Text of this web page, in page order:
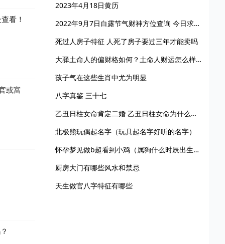
看！
或富
2023年4月18日黄历
2022年9月7日白露节气财神方位查询 今日求财大利方向
死过人房子特征 人死了房子要过三年才能卖吗
大驿土命人的偏财格如何？土命人财运怎么样？
孩子气在这些生肖中尤为明显
八字真鉴 三十七
乙丑日柱女命肯定二婚 乙丑日柱女命为什么有再婚
北极熊玩偶起名字（玩具起名字好听的名字）
怀孕梦见做b超看到小鸡（属狗什么时辰出生最好命运）
厨房大门有哪些风水和禁忌
天生做官八字特征有哪些